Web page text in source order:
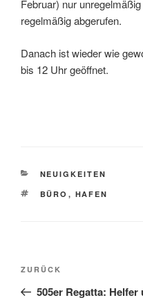
Februar) nur
regelmäßig abgerufen.
Danach ist wieder wie
bis 12 Uhr geöffnet.
KATEGORIEN
NEUIGKEITEN
SCHLAGWÖRTER
BÜRO , HAFEN
Beitragsnavigation
Vorheriger
Beitrag
ZURÜCK
505er Regatta: